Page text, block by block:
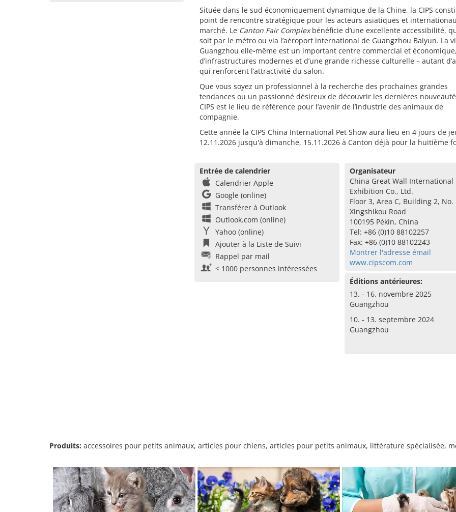
Située dans le sud économiquement dynamique de la Chine, la CIPS
point de rencontre stratégique pour les acteurs asiatiques et
marché. Le Canton Fair Complexbénéficie d’une excellente accessibilité,
soit par le métro ou via l’aéroport international de Guangzhou Baiyun. La
Guangzhou elle-même est un important centre commercial et
d’infrastructures modernes et d’une grande richesse culturelle – autant
qui renforcent l’attractivité du salon.
Que vous soyez un professionnel à la recherche des prochaines grandes
tendances ou un passionné désireux de découvrir les dernières
CIPS est le lieu de référence pour l’avenir de l’industrie des animaux de
compagnie.
Cette année la CIPS China International Pet Show aura lieu en 4 jours de
12.11.2026 jusqu'à dimanche, 15.11.2026 à Canton déjà pour la huitième
Entrée de calendrier
Calendrier Apple
Google (online)
Transférer à Outlook
Outlook.com (online)
Yahoo (online)
Ajouter à la Liste de Suivi
Rappel par mail
< 1000 personnes intéressées
Organisateur
China Great Wall International
Exhibition Co., Ltd.
Floor 3, Area C, Building 2, No.
Xingshikou Road
100195 Pékin, China
Tel: +86 (0)10 88102257
Fax: +86 (0)10 88102243
Montrer l'adresse émail
www.cipscom.com
Éditions antérieures:
13. - 16. novembre 2025
Guangzhou
10. - 13. septembre 2024
Guangzhou
Produits: accessoires pour petits animaux, articles pour chiens, articles pour petits animaux, littérature spécialisée,